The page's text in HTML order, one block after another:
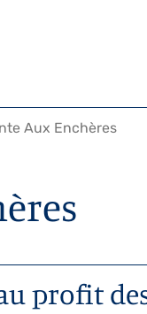
Aux Enchères
profit